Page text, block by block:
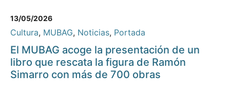
13/05/2026
Cultura, MUBAG, Noticias, Portada
El MUBAG acoge la presentación de un
libro que rescata la figura de Ramón
Simarro con más de 700 obras